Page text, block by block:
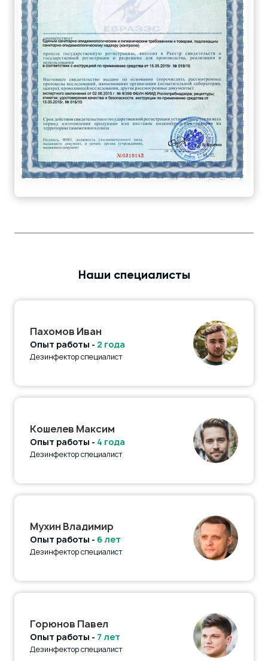
Наши специалисты
Пахомов Иван
Опыт работы - 2 года
Дезинфектор специалист
Кошелев Максим
Опыт работы - 4 года
Дезинфектор специалист
Мухин Владимир
Опыт работы - 6 лет
Дезинфектор специалист
Горюнов Павел
Опыт работы - 7 лет
Дезинфектор специалист